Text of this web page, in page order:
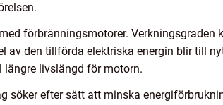
förbränningsmotorer. Verkningsgraden
den tillförda elektriska energin blir till
längre livslängd för motorn.
söker efter sätt att minska